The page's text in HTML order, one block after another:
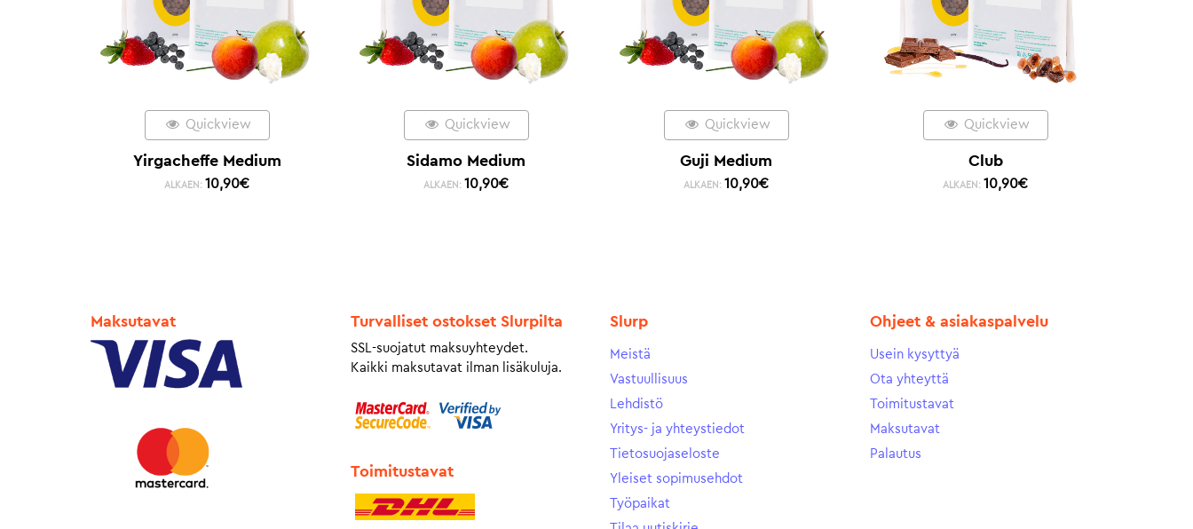
Quickview
Yirgacheffe Medium
ALKAEN: 10,90€
Quickview
Sidamo Medium
ALKAEN: 10,90€
Quickview
Guji Medium
ALKAEN: 10,90€
Quickview
Club
ALKAEN: 10,90€
Maksutavat Turvalliset ostokset Slurpilta
SSL-suojatut maksuyhteydet.
Kaikki maksutavat ilman lisäkuluja.
Toimitustavat
Slurp
Meistä
Vastuullisuus
Lehdistö
Yritys- ja yhteystiedot
Tietosuojaseloste
Yleiset sopimusehdot
Työpaikat
Ohjeet & asiakaspalvelu
Usein kysyttyä
Ota yhteyttä
Toimitustavat
Maksutavat
Palautus